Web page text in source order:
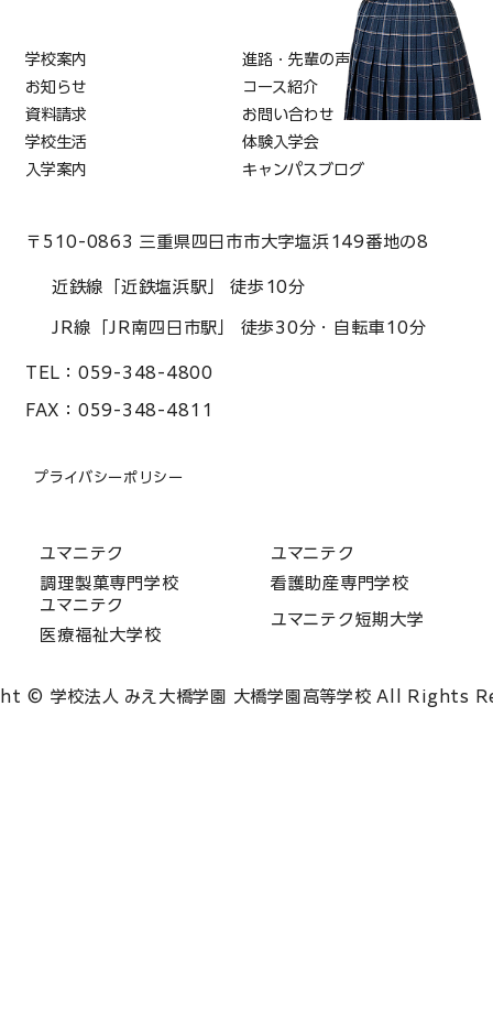
〒510-0863 三重県四日市市大字塩浜149番地の8
近鉄線「近鉄塩浜駅」 徒歩10分
JR線「JR南四日市駅」 徒歩30分・自転車10分
TEL： 059-348-4800
FAX： 059-348-4811
プライバシーポリシー
学校案内
進路・先輩の声
お知らせ
コース紹介
資料請求
お問い合わせ
学校生活
体験入学会
入学案内
キャンパスブログ
ユマニテク
調理製菓専門学校
ユマニテク
看護助産専門学校
ユマニテク
医療福祉大学校
ユマニテク短期大学
© 学校法人 みえ大橋学園 大橋学園高等学校 All Rights